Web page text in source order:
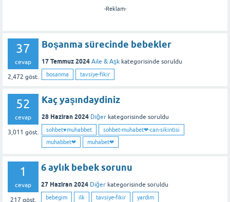
-Reklam-
37
cevap
2,472 göst.
Boşanma sürecinde bebekler
17 Temmuz 2024 Aile & Aşk kategorisinde soruldu
bosanma tavsiye-fikir
52
cevap
3,011 göst.
Kaç yaşındaydiniz
28 Haziran 2024 Diğer kategorisinde soruldu
sohbet♥️muhabbet
sohbet-muhabet❤-can-sikintisi
muhabbet❤
muhabet❤
1
cevap
217 göst.
6 aylık bebek sorunu
27 Haziran 2024 Diğer kategorisinde soruldu
bebegim ilk tavsiye-fikir yardim